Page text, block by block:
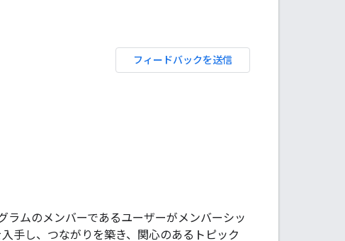
フィードバックを送信
ラムのメンバーであるユーザーがメンバーシッ
手し、つながりを築き、関心のあるトピック